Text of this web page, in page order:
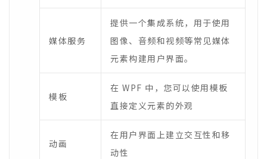
媒体服务
提供一个集成系统，用于使用
图像、音频和视频等常见媒体
元素构建用户界面。
模板
在 WPF 中，您可以使用模板
直接定义元素的外观
动画
在用户界面上建立交互性和移
动性